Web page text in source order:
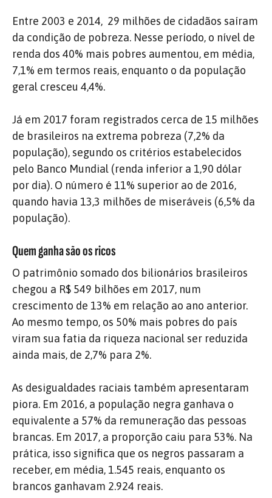
Entre 2003 e 2014, 29 milhões de cidadãos saíram
da condição de pobreza. Nesse período, o nível de
renda dos 40% mais pobres aumentou, em média,
7,1% em termos reais, enquanto o da população
geral cresceu 4,4%.
Já em 2017 foram registrados cerca de 15 milhões
de brasileiros na extrema pobreza (7,2% da
população), segundo os critérios estabelecidos
pelo Banco Mundial (renda inferior a 1,90 dólar
por dia). O número é 11% superior ao de 2016,
quando havia 13,3 milhões de miseráveis (6,5% da
população).
Quem ganha são os ricos
O patrimônio somado dos bilionários brasileiros
chegou a R$ 549 bilhões em 2017, num
crescimento de 13% em relação ao ano anterior.
Ao mesmo tempo, os 50% mais pobres do país
viram sua fatia da riqueza nacional ser reduzida
ainda mais, de 2,7% para 2%.
As desigualdades raciais também apresentaram
piora. Em 2016, a população negra ganhava o
equivalente a 57% da remuneração das pessoas
brancas. Em 2017, a proporção caiu para 53%. Na
prática, isso significa que os negros passaram a
receber, em média, 1.545 reais, enquanto os
brancos ganhavam 2.924 reais.